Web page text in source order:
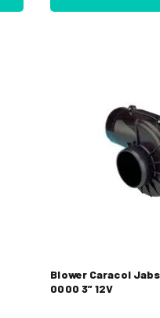
Blower Caracol
0000 3” 12V